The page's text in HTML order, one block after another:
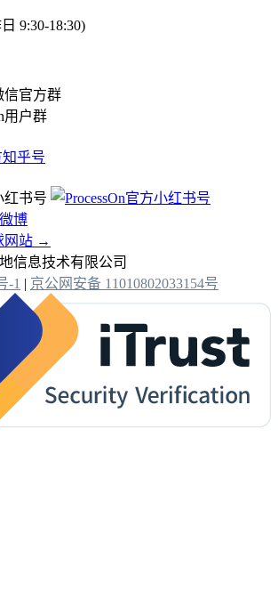
9:30-18:30)
用户群
网站 →
信息技术有限公司
-1 | 京公网安备 11010802033154号